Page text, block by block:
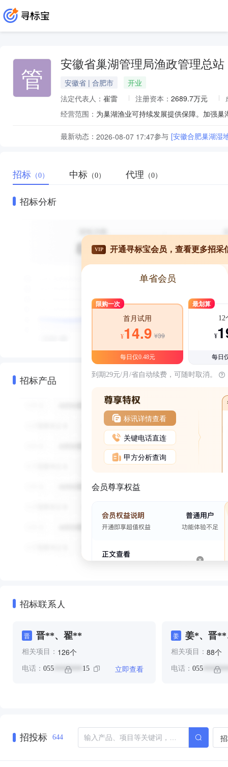
管 安徽省巢湖管理局渔政管理总站
安徽省 | 合肥市
开业
法定代表人： 崔雷 注册资本： 2689.7万元
经营范围：
最新动态： 2026-08-07 17:47参与 [安徽合肥巢湖湿
招标 （0） 中标 （0） 代理 （0）
招标分析
招标产品
VIP 开通寻标宝会员，查看更多招采
单省会员
限购一次
首月试用
¥14.9 ¥39
每日仅0.48元
最划算
12
¥
每日
到期29元/月/省自动续费，可随时取消。
标讯详情查看
关键电话直连
甲方分析查询
会员尊享权益
招标联系人
晋 晋**、翟**
相关项目： 126个
电话： 055 ******** 15 立即查看
姜 姜*、晋
相关项目： 88个
电话： 055
招投标 644